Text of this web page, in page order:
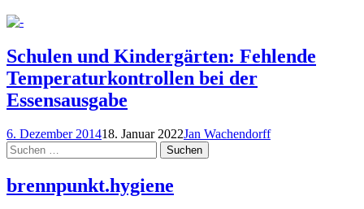
Schulen und Kindergärten: Fehlende
Temperaturkontrollen bei der
Essensausgabe
6. Dezember 201418. Januar 2022Jan Wachendorff
Suchen
nach:
brennpunkt.hygiene